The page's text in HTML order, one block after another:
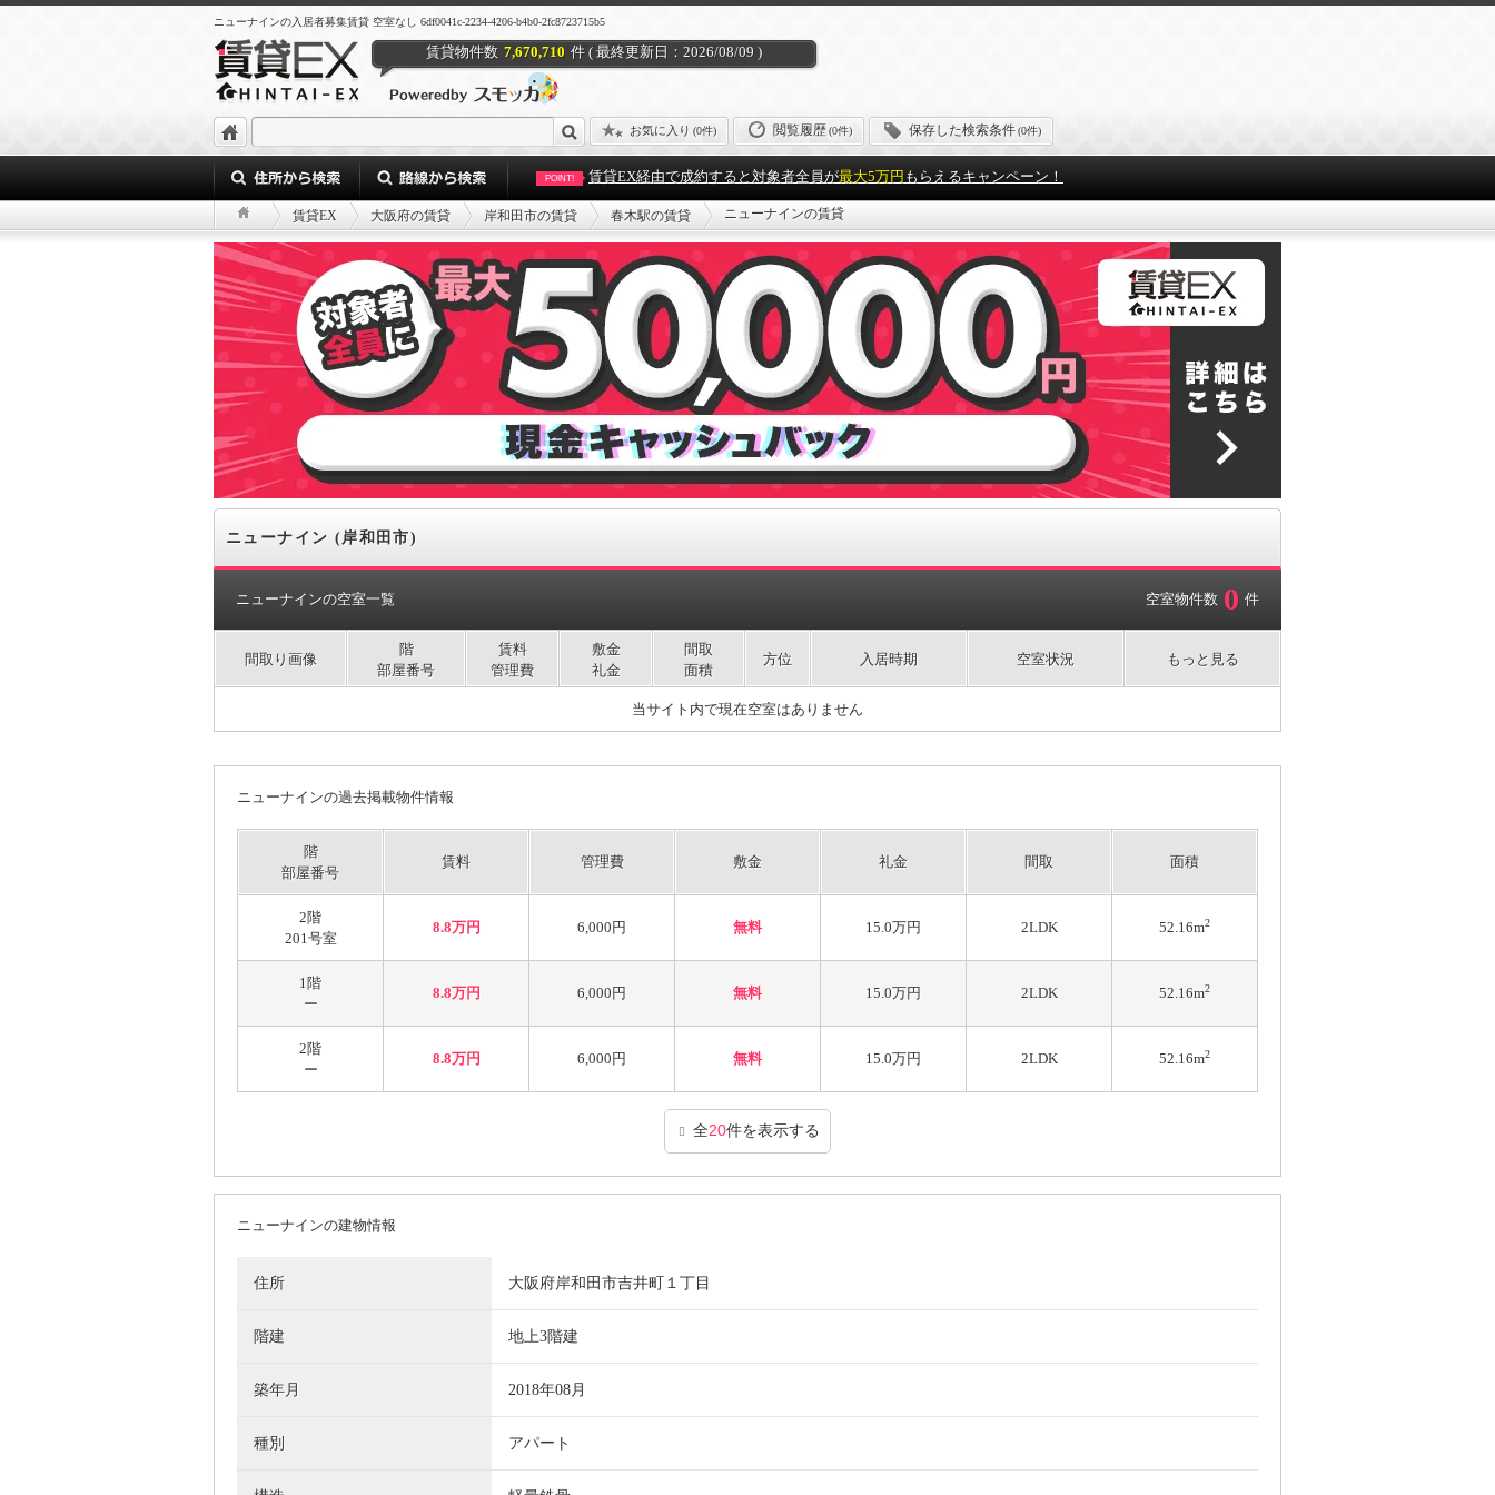
ニューナインの入居者募集賃貸 空室なし 6df0041c-2234-4206-b4b0-2fc8723715b5
賃貸物件数 7,670,710 件 ( 最終更新日：2026/08/09 )
お気に入り (0件) 閲覧履歴(0件) 保存した検索条件(0件)
POINT! 賃貸EX経由で成約すると対象者全員が最大5万円 もらえるキャンペーン！
賃貸EX 大阪府の賃貸 岸和田市の賃貸 春木駅の賃貸 ニューナインの賃貸
ニューナイン (岸和田市)
ニューナインの空室一覧 空室物件数 0 件
間取り画像
階
部屋番号
賃料
管理費
敷金
礼金
間取
面積
方位 入居時期 空室状況 もっと見る
当サイト内で現在空室はありません
ニューナインの過去掲載物件情報
階
部屋番号
賃料 管理費 敷金 礼金 間取 面積
2階
201号室
8.8万円 6,000円 無料 15.0万円 2LDK 52.16m2
1階
ー
8.8万円 6,000円 無料 15.0万円 2LDK 52.16m2
2階
ー
8.8万円 6,000円 無料 15.0万円 2LDK 52.16m2
全20件を表示する
ニューナインの建物情報
住所 大阪府岸和田市吉井町１丁目
階建 地上3階建
築年月 2018年08月
種別 アパート